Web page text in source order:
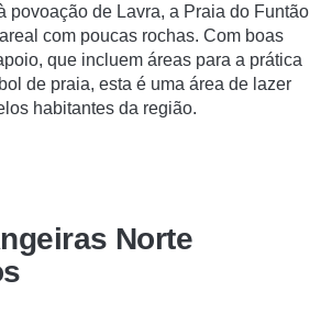
povoação de Lavra, a Praia do Funtão
com poucas rochas. Com boas
que incluem áreas para a prática
de praia, esta é uma área de lazer
habitantes da região.
Norte